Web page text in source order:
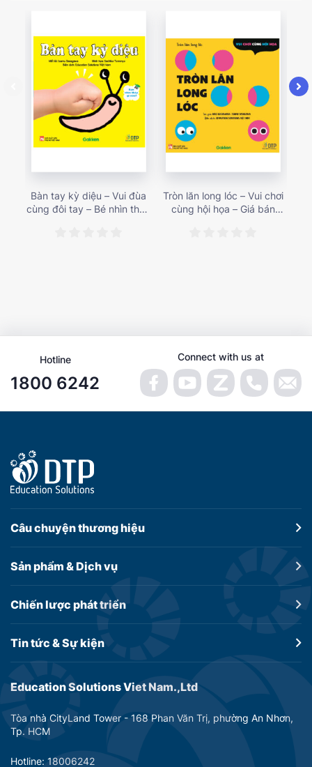
Bàn tay kỳ diệu – Vui đùa
cùng đôi tay – Bé nhìn thấy
Tròn lăn long lóc – Vui chơi
cùng hội họa – Giá bán
Hotline
1800 6242
Connect with us at
Education Solutions Viet Nam.,Ltd
Tòa nhà CityLand Tower - 168 Phan Văn Trị, phường An Nhơn,
Tp. HCM
Hotline: 18006242
Câu chuyệnthương hiệu
Sản phẩm &Dịch vụ
Chiến lược phát triển
Tin tức &Sự kiện